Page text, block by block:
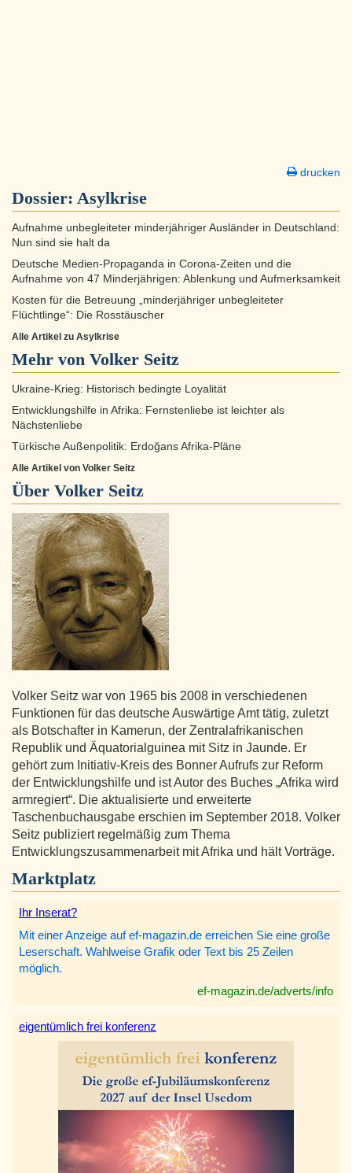
drucken
Dossier: Asylkrise
Aufnahme unbegleiteter minderjähriger Ausländer in Deutschland:
Nun sind sie halt da
Deutsche Medien-Propaganda in Corona-Zeiten und die
Aufnahme von 47 Minderjährigen: Ablenkung und Aufmerksamkeit
Kosten für die Betreuung „minderjähriger unbegleiteter
Flüchtlinge“: Die Rosstäuscher
Alle Artikel zu Asylkrise
Mehr von Volker Seitz
Ukraine-Krieg: Historisch bedingte Loyalität
Entwicklungshilfe in Afrika: Fernstenliebe ist leichter als
Nächstenliebe
Türkische Außenpolitik: Erdoğans Afrika-Pläne
Alle Artikel von Volker Seitz
Über Volker Seitz
Volker Seitz war von 1965 bis 2008 in verschiedenen
Funktionen für das deutsche Auswärtige Amt tätig, zuletzt
als Botschafter in Kamerun, der Zentralafrikanischen
Republik und Äquatorialguinea mit Sitz in Jaunde. Er
gehört zum Initiativ-Kreis des Bonner Aufrufs zur Reform
der Entwicklungshilfe und ist Autor des Buches „Afrika wird
armregiert“. Die aktualisierte und erweiterte
Taschenbuchausgabe erschien im September 2018. Volker
Seitz publiziert regelmäßig zum Thema
Entwicklungszusammenarbeit mit Afrika und hält Vorträge.
Marktplatz
Ihr Inserat?
Mit einer Anzeige auf ef-magazin.de erreichen Sie eine große
Leserschaft. Wahlweise Grafik oder Text bis 25 Zeilen
möglich.
ef-magazin.de/adverts/info
eigentümlich frei konferenz